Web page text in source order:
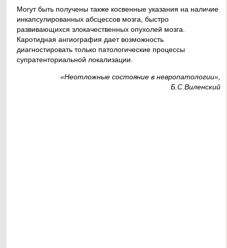
Могут быть получены также косвенные указания на наличие
инкапсулированных абсцессов мозга, быстро
развивающихся злокачественных опухолей мозга.
Каротидная ангиография дает возможность
диагностировать только патологические процессы
супратенториальной локализации.
«Неотложные состояние в невропатологии»,
Б.С.Виленский